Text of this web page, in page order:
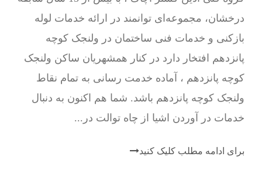
درخشان، مجموعه‌ای توانمند در ارائه خدمات لوله
بازکنی و خدمات فنی ساختمان در ولنجک کوچه
پانزدهم افتخار دارد در کنار همشهریان ساکن ولنجک
کوچه پانزدهم ، آماده خدمت رسانی به تمام نقاط
ولنجک کوچه پانزدهم باشد. شما هم اکنون به دنبال
خدمات در آوردن اشیا از چاه توالت در...
برای ادامه مطلب کلیک کنید